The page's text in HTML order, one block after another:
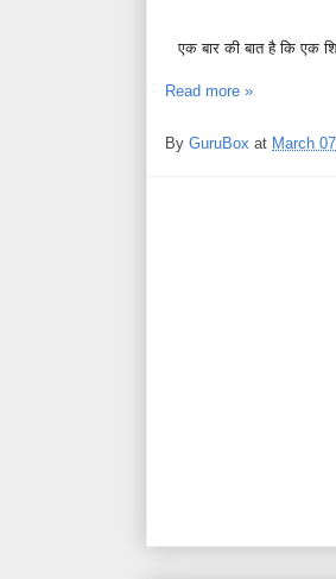
एक बार की बात है कि एक
Read more »
By GuruBox at March